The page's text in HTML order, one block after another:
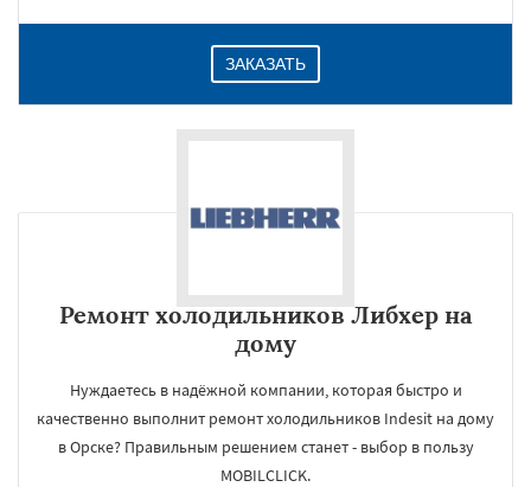
ЗАКАЗАТЬ
Ремонт холодильников Либхер на
дому
Нуждаетесь в надёжной компании, которая быстро и
качественно выполнит ремонт холодильников Indesit на дому
в Орске? Правильным решением станет - выбор в пользу
MOBILCLICK.